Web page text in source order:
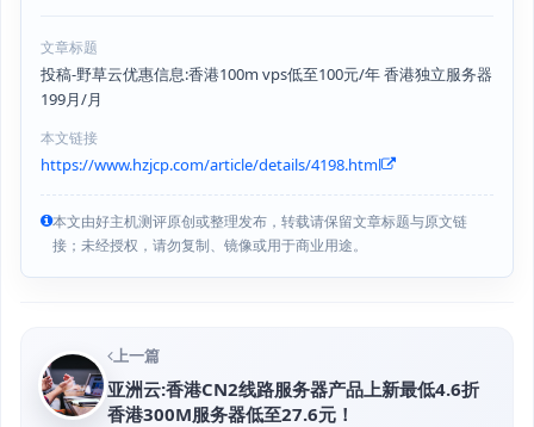
文章标题
投稿-野草云优惠信息:香港100m vps低至100元/年 香港独立服务器
199月/月
本文链接
https://www.hzjcp.com/article/details/4198.html
本文由好主机测评原创或整理发布，转载请保留文章标题与原文链
接；未经授权，请勿复制、镜像或用于商业用途。
上一篇
亚洲云:香港CN2线路服务器产品上新最低4.6折
香港300M服务器低至27.6元！